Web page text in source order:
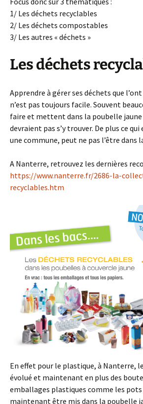
1/ Les déchets recyclables
2/ Les déchets compostables
3/ Les autres « déchets »
Les déchets
Apprendre à gérer ses déchets que
n’est pas toujours facile. Souvent
faire et mettent dans la poubelle jaune
devraient pas s’y trouver. De plus ce
une commune, peut ne pas l’être dans
A Nanterre, retrouvez les dernières
https://www.nanterre.fr/2686-la-
recyclables.htm
En effet pour le plastique, à Nanterre,
évolué et maintenant en plus des
emballages plastiques comme les
maintenant être mis dans la poubelle